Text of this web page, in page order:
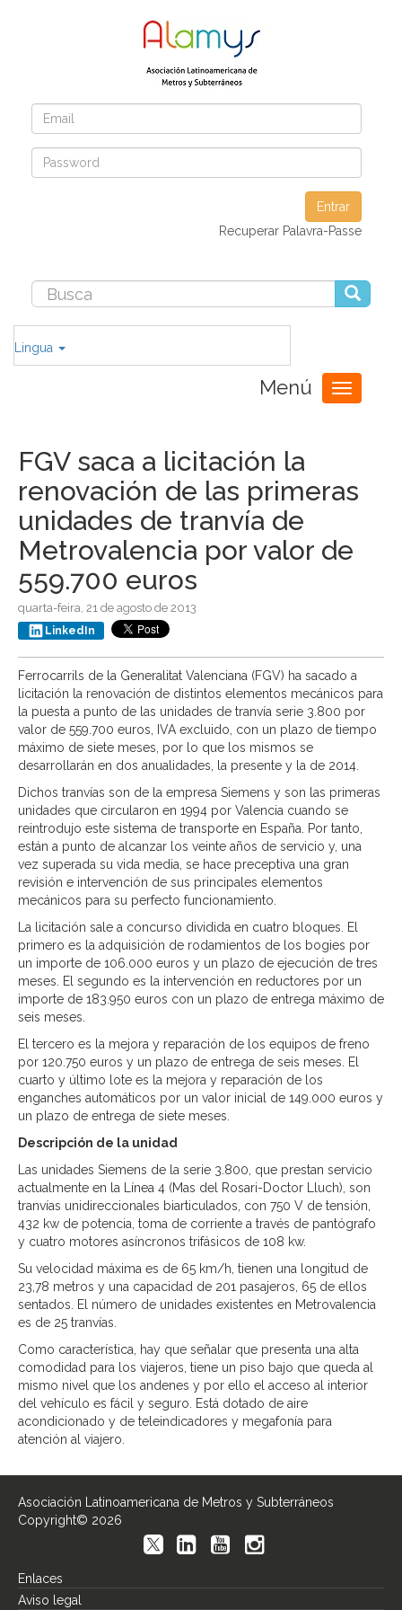
Entrar
Recuperar Palavra-Passe
Lingua
Menú
Toggle
navigation
FGV saca a licitación la
renovación de las primeras
unidades de tranvía de
Metrovalencia por valor de
559.700 euros
quarta-feira, 21 de agosto de 2013
LinkedIn
Ferrocarrils de la Generalitat Valenciana (FGV) ha sacado a
licitación la renovación de distintos elementos mecánicos para
la puesta a punto de las unidades de tranvía serie 3.800 por
valor de 559.700 euros, IVA excluido, con un plazo de tiempo
máximo de siete meses, por lo que los mismos se
desarrollarán en dos anualidades, la presente y la de 2014.
Dichos tranvías son de la empresa Siemens y son las primeras
unidades que circularon en 1994 por Valencia cuando se
reintrodujo este sistema de transporte en España. Por tanto,
están a punto de alcanzar los veinte años de servicio y, una
vez superada su vida media, se hace preceptiva una gran
revisión e intervención de sus principales elementos
mecánicos para su perfecto funcionamiento.
La licitación sale a concurso dividida en cuatro bloques. El
primero es la adquisición de rodamientos de los bogies por
un importe de 106.000 euros y un plazo de ejecución de tres
meses. El segundo es la intervención en reductores por un
importe de 183.950 euros con un plazo de entrega máximo de
seis meses.
El tercero es la mejora y reparación de los equipos de freno
por 120.750 euros y un plazo de entrega de seis meses. El
cuarto y último lote es la mejora y reparación de los
enganches automáticos por un valor inicial de 149.000 euros y
un plazo de entrega de siete meses.
Descripción de la unidad
Las unidades Siemens de la serie 3.800, que prestan servicio
actualmente en la Línea 4 (Mas del Rosari-Doctor Lluch), son
tranvías unidireccionales biarticulados, con 750 V de tensión,
432 kw de potencia, toma de corriente a través de pantógrafo
y cuatro motores asíncronos trifásicos de 108 kw.
Su velocidad máxima es de 65 km/h, tienen una longitud de
23,78 metros y una capacidad de 201 pasajeros, 65 de ellos
sentados. El número de unidades existentes en Metrovalencia
es de 25 tranvías.
Como característica, hay que señalar que presenta una alta
comodidad para los viajeros, tiene un piso bajo que queda al
mismo nivel que los andenes y por ello el acceso al interior
del vehículo es fácil y seguro. Está dotado de aire
acondicionado y de teleindicadores y megafonía para
atención al viajero.
Asociación Latinoamericana de Metros y Subterráneos
Copyright© 2026
Enlaces
Aviso legal